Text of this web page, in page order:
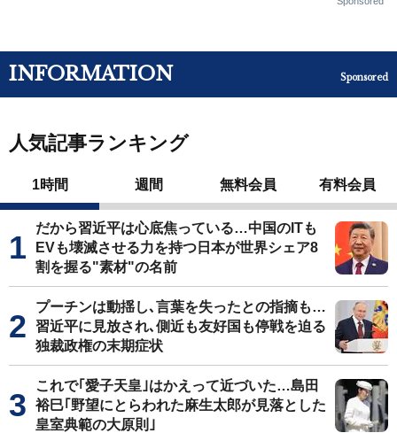
INFORMATION Sponsored
人気記事ランキング
1時間 週間 無料会員 有料会員
だから習近平は心底焦っている…中国のITも
EVも壊滅させる力を持つ日本が世界シェア8
割を握る"素材"の名前
プーチンは動揺し､言葉を失ったとの指摘も…
習近平に見放され､側近も友好国も停戦を迫る
独裁政権の末期症状
これで｢愛子天皇｣はかえって近づいた…島田
裕巳｢野望にとらわれた麻生太郎が見落とした
皇室典範の大原則｣